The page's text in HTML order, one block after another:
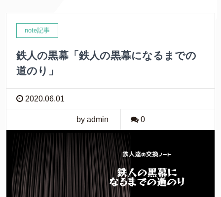
note記事
鉄人の黒幕「鉄人の黒幕になるまでの
道のり」
2020.06.01
by admin 0